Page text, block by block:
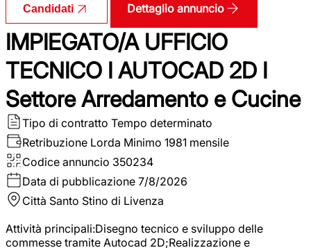
Candidati Dettaglio annuncio
IMPIEGATO/A UFFICIO
TECNICO I AUTOCAD 2D I
Settore Arredamento e Cucine
Tipo di contratto Tempo determinato
Retribuzione Lorda Minimo 1981 mensile
Codice annuncio 350234
Data di pubblicazione 7/8/2026
Città Santo Stino di Livenza
Attività principali:Disegno tecnico e sviluppo delle
commesse tramite Autocad 2D;Realizzazione e